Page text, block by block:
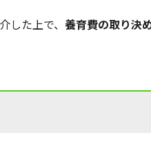
した上で、 養育費の取り決